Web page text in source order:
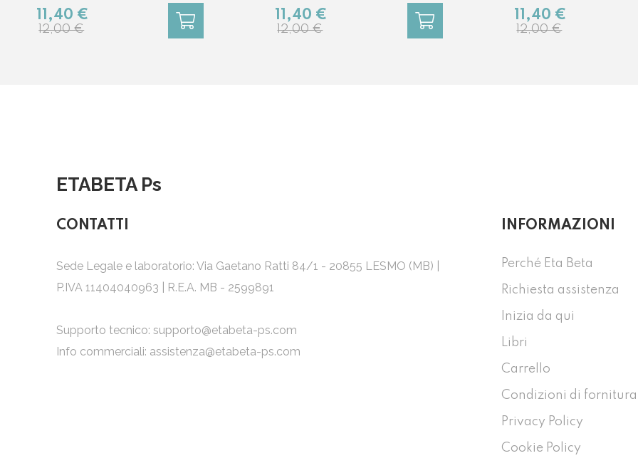
12,00 €
11,40 €
12,00 €
11,40 €
12,00 €
11,40 €
ETABETA Ps
CONTATTI
Sede Legale e laboratorio: Via Gaetano Ratti 84/1 - 20855 LESMO (MB) |
P.IVA 11404040963 | R.E.A. MB - 2599891
Supporto tecnico: supporto@etabeta-ps.com
Info commerciali: assistenza@etabeta-ps.com
INFORMAZIONI
Perché Eta Beta
Richiesta assistenza
Inizia da qui
Libri
Carrello
Condizioni di fornitura
Privacy Policy
Cookie Policy